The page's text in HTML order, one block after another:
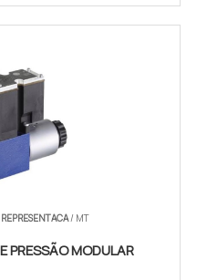
/ MT
PRESSÃO MODULAR